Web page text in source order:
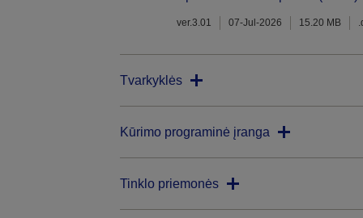
ver.3.01 07-Jul-2026 15.20 MB
Tvarkyklės
Kūrimo programinė įranga
Tinklo priemonės